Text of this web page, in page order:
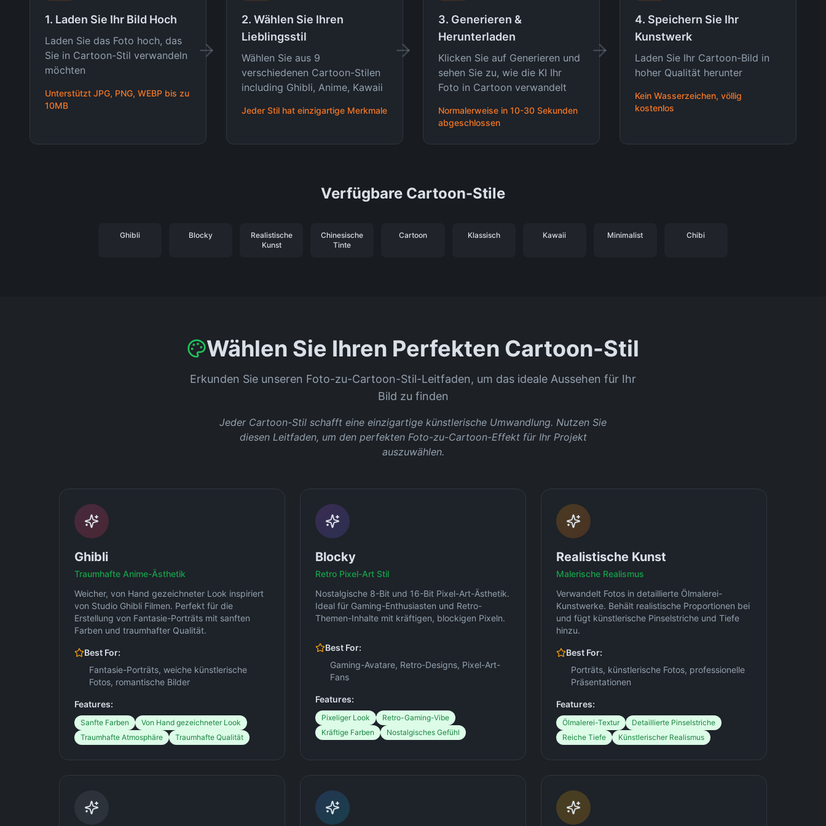
1. Laden Sie Ihr Bild Hoch
Laden Sie das Foto hoch, das
Sie in Cartoon-Stil verwandeln
möchten
Unterstützt JPG, PNG, WEBP bis zu
10MB
2. Wählen Sie Ihren
Lieblingsstil
Wählen Sie aus 9
verschiedenen Cartoon-Stilen
including Ghibli, Anime, Kawaii
Jeder Stil hat einzigartige Merkmale
3. Generieren &
Herunterladen
Klicken Sie auf Generieren und
sehen Sie zu, wie die KI Ihr
Foto in Cartoon verwandelt
Normalerweise in 10-30 Sekunden
abgeschlossen
4. Speichern Sie Ihr
Kunstwerk
Laden Sie Ihr Cartoon-Bild in
hoher Qualität herunter
Kein Wasserzeichen, völlig
kostenlos
Verfügbare Cartoon-Stile
Ghibli Blocky
Realistische
Kunst
Chinesische
Tinte
Cartoon Klassisch Kawaii Minimalist Chibi
Wählen Sie Ihren Perfekten Cartoon-Stil
Erkunden Sie unseren Foto-zu-Cartoon-Stil-Leitfaden, um das ideale Aussehen für Ihr
Bild zu finden
Jeder Cartoon-Stil schafft eine einzigartige künstlerische Umwandlung. Nutzen Sie
diesen Leitfaden, um den perfekten Foto-zu-Cartoon-Effekt für Ihr Projekt
auszuwählen.
Ghibli
Traumhafte Anime-Ästhetik
Weicher, von Hand gezeichneter Look inspiriert
von Studio Ghibli Filmen. Perfekt für die
Erstellung von Fantasie-Porträts mit sanften
Farben und traumhafter Qualität.
Best For:
Fantasie-Porträts, weiche künstlerische
Fotos, romantische Bilder
Features:
Sanfte Farben
Von Hand gezeichneter Look
Traumhafte Atmosphäre
Traumhafte Qualität
Blocky
Retro Pixel-Art Stil
Nostalgische 8-Bit und 16-Bit Pixel-Art-Ästhetik.
Ideal für Gaming-Enthusiasten und Retro-
Themen-Inhalte mit kräftigen, blockigen Pixeln.
Best For:
Gaming-Avatare, Retro-Designs, Pixel-Art-
Fans
Features:
Pixeliger Look
Retro-Gaming-Vibe
Kräftige Farben
Nostalgisches Gefühl
Realistische Kunst
Malerische Realismus
Verwandelt Fotos in detaillierte Ölmalerei-
Kunstwerke. Behält realistische Proportionen bei
und fügt künstlerische Pinselstriche und Tiefe
hinzu.
Best For:
Porträts, künstlerische Fotos, professionelle
Präsentationen
Features:
Ölmalerei-Textur
Detaillierte Pinselstriche
Reiche Tiefe
Künstlerischer Realismus